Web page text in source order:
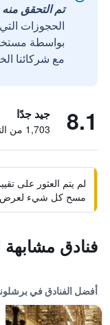
تم التحقق منه 100%
الحجوزات
مع شركائنا
8.1 جيد جدًا
1,703 من التقييمات تم التحقق منها
لم يتم العثور على
مسح كل شيء لعرض
فنادق مشابهة
أفضل الفنادق في